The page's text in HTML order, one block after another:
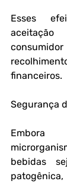
Esses
financeiros.
Segurança
bebidas